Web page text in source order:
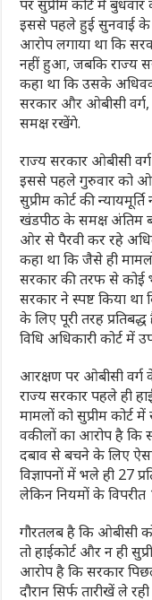
पर सुप्रीम कोर्ट में
इससे पहले हुई सुनवाई के
आरोप लगाया था कि
नहीं हुआ, जबकि राज्य
कहा था कि उसके
सरकार और ओबीसी
समक्ष रखेंगे.
राज्य सरकार ओबीसी
इससे पहले गुरुवार को
सुप्रीम कोर्ट की
खंडपीठ के समक्ष अंतिम
ओर से पैरवी कर रहे
कहा था कि जैसे ही
सरकार की तरफ से कोई
सरकार ने स्पष्ट किया
के लिए पूरी तरह
विधि अधिकारी कोर्ट में
आरक्षण पर ओबीसी
राज्य सरकार पहले ही
मामलों को सुप्रीम कोर्ट
वकीलों का आरोप है कि
दबाव से बचने के लिए
विज्ञापनों में भले ही 27
लेकिन नियमों के विपरीत
गौरतलब है कि ओबीसी
तो हाईकोर्ट और न ही
आरोप है कि सरकार
दौरान सिर्फ तारीखें ले